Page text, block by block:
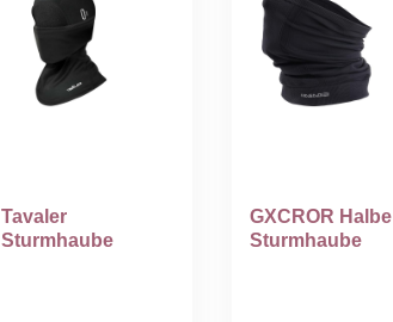
Tavaler
Sturmhaube
GXCROR Halbe
Sturmhaube